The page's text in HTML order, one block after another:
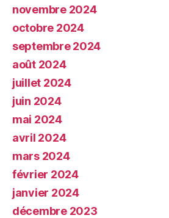
novembre 2024
octobre 2024
septembre 2024
août 2024
juillet 2024
juin 2024
mai 2024
avril 2024
mars 2024
février 2024
janvier 2024
décembre 2023